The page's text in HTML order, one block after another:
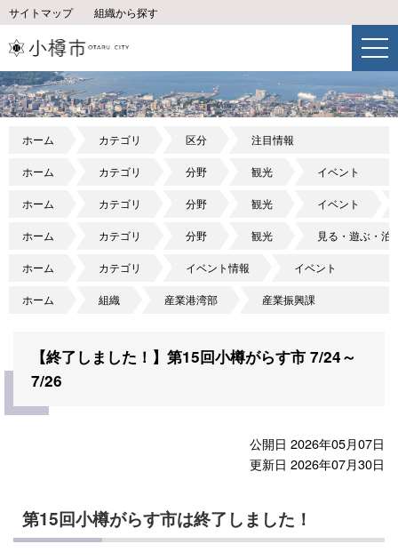
サイトマップ 組織から探す
ホーム カテゴリ 区分 注目情報
ホーム カテゴリ 分野 観光 イベント
ホーム カテゴリ 分野 観光 イベント
ホーム カテゴリ 分野 観光 見る・遊ぶ・泊
ホーム カテゴリ イベント情報 イベント
ホーム 組織 産業港湾部 産業振興課
【終了しました！】第15回小樽がらす市 7/24～
7/26
公開日 2026年05月07日
更新日 2026年07月30日
第15回小樽がらす市は終了しました！